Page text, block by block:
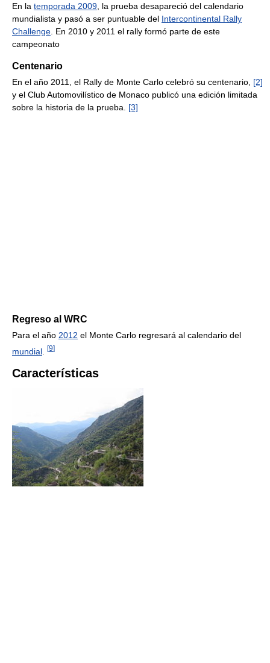
En la temporada 2009 , la prueba desapareció del calendario
mundialista y pasó a ser puntuable del Intercontinental Rally
Challenge . En 2010 y 2011 el rally formó parte de este
campeonato
Centenario
En el año 2011, el Rally de Monte Carlo celebró su centenario, [2]
y el Club Automovilístico de Monaco publicó una edición limitada
sobre la historia de la prueba. [3]
Regreso al WRC
Para el año 2012 el Monte Carlo regresará al calendario del
mundial
[9]
Características